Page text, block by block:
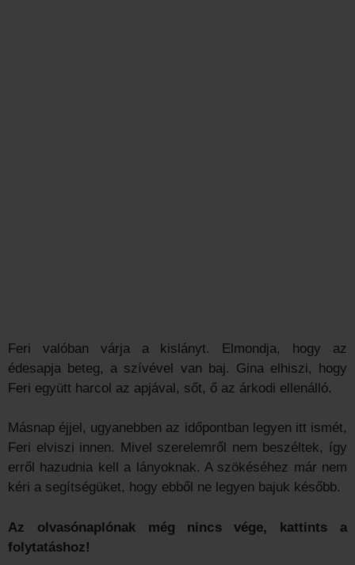
Feri valóban várja a kislányt. Elmondja, hogy az
édesapja beteg, a szívével van baj. Gina elhiszi, hogy
Feri együtt harcol az apjával, sőt, ő az árkodi ellenálló.
Másnap éjjel, ugyanebben az időpontban legyen itt ismét,
Feri elviszi innen. Mivel szerelemről nem beszéltek, így
erről hazudnia kell a lányoknak. A szökéséhez már nem
kéri a segítségüket, hogy ebből ne legyen bajuk később.
Az olvasónaplónak még nincs vége, kattints a
folytatáshoz!